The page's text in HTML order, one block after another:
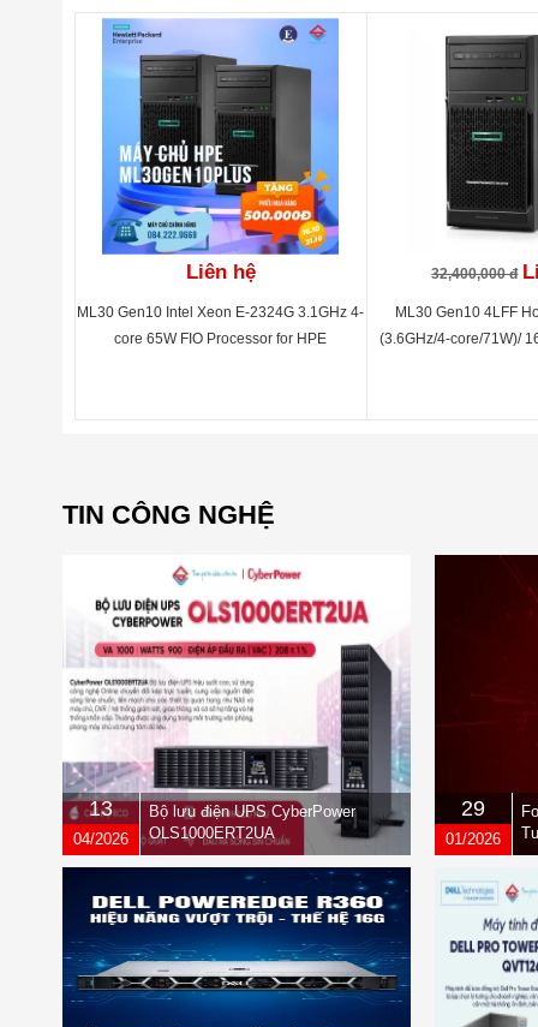
Standard Warranty
Liên hệ
ML30 Gen10 Intel Xeon E-2324G 3.1GHz 4-
core 65W FIO Processor for HPE
32,400,000 đ
ML30 Gen10 4LFF
(3.6GHz/4-core/71W)/
TIN CÔNG NGHỆ
13
04/2026
Bộ lưu điện UPS CyberPower
OLS1000ERT2UA
29
01/2026